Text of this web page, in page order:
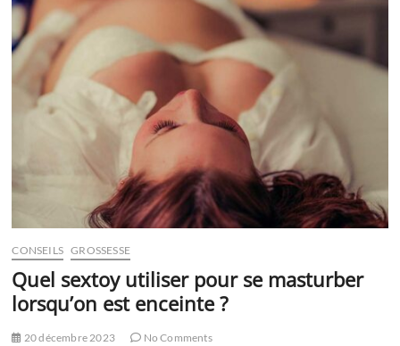
enfant
après
40
ans
CONSEILS GROSSESSE
Quel sextoy utiliser pour se masturber
lorsqu’on est enceinte ?
20 décembre 2023
No Comments